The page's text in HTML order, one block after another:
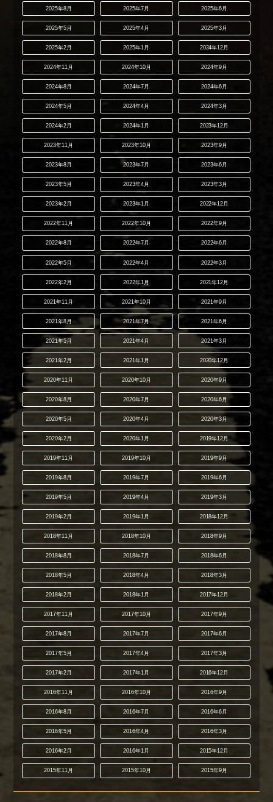
2025年8月 2025年7月 2025年6月
2025年5月 2025年4月 2025年3月
2025年2月 2025年1月 2024年12月
2024年11月 2024年10月 2024年9月
2024年8月 2024年7月 2024年6月
2024年5月 2024年4月 2024年3月
2024年2月 2024年1月 2023年12月
2023年11月 2023年10月 2023年9月
2023年8月 2023年7月 2023年6月
2023年5月 2023年4月 2023年3月
2023年2月 2023年1月 2022年12月
2022年11月 2022年10月 2022年9月
2022年8月 2022年7月 2022年6月
2022年5月 2022年4月 2022年3月
2022年2月 2022年1月 2021年12月
2021年11月 2021年10月 2021年9月
2021年8月 2021年7月 2021年6月
2021年5月 2021年4月 2021年3月
2021年2月 2021年1月 2020年12月
2020年11月 2020年10月 2020年9月
2020年8月 2020年7月 2020年6月
2020年5月 2020年4月 2020年3月
2020年2月 2020年1月 2019年12月
2019年11月 2019年10月 2019年9月
2019年8月 2019年7月 2019年6月
2019年5月 2019年4月 2019年3月
2019年2月 2019年1月 2018年12月
2018年11月 2018年10月 2018年9月
2018年8月 2018年7月 2018年6月
2018年5月 2018年4月 2018年3月
2018年2月 2018年1月 2017年12月
2017年11月 2017年10月 2017年9月
2017年8月 2017年7月 2017年6月
2017年5月 2017年4月 2017年3月
2017年2月 2017年1月 2016年12月
2016年11月 2016年10月 2016年9月
2016年8月 2016年7月 2016年6月
2016年5月 2016年4月 2016年3月
2016年2月 2016年1月 2015年12月
2015年11月 2015年10月 2015年9月